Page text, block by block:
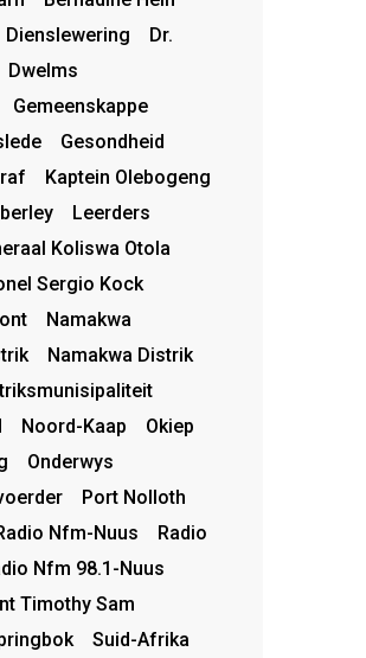
Dienslewering
Dr.
Dwelms
Gemeenskappe
Gesondheid
Kaptein Olebogeng
Leerders
Koliswa Otola
Sergio Kock
Namakwa
Namakwa Distrik
Noord-Kaap
Okiep
Onderwys
Port Nolloth
Nfm-Nuus
Radio
Nfm 98.1-Nuus
Timothy Sam
Suid-Afrika